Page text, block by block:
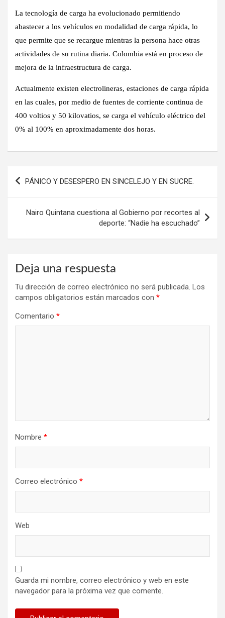
La tecnología de carga ha evolucionado permitiendo
abastecer a los vehículos en modalidad de carga rápida, lo
que permite que se recargue mientras la persona hace otras
actividades de su rutina diaria. Colombia está en proceso de
mejora de la infraestructura de carga.
Actualmente existen electrolineras, estaciones de carga rápida
en las cuales, por medio de fuentes de corriente continua de
400 voltios y 50 kilovatios, se carga el vehículo eléctrico del
0% al 100% en aproximadamente dos horas.
PÁNICO Y DESESPERO EN SINCELEJO Y EN SUCRE.
Nairo Quintana cuestiona al Gobierno por recortes al
deporte: “Nadie ha escuchado”
Deja una respuesta
Tu dirección de correo electrónico no será publicada. Los
campos obligatorios están marcados con *
Comentario *
Nombre *
Correo electrónico *
Web
Guarda mi nombre, correo electrónico y web en este
navegador para la próxima vez que comente.